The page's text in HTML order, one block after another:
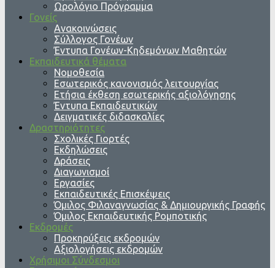
Ωρολόγιο Πρόγραμμα
Γονείς
Ανακοινώσεις
Σύλλογος Γονέων
Έντυπα Γονέων-Κηδεμόνων Μαθητών
Εκπαιδευτικά θέματα
Νομοθεσία
Εσωτερικός κανονισμός λειτουργίας
Ετήσια έκθεση εσωτερικής αξιολόγησης
Έντυπα Εκπαιδευτικών
Δειγματικές διδασκαλίες
Δραστηριότητες
Σχολικές Γιορτές
Εκδηλώσεις
Δράσεις
Διαγωνισμοί
Εργασίες
Εκπαιδευτικές Επισκέψεις
Όμιλος Φιλαναγνωσίας & Δημιουργικής Γραφής
Όμιλος Εκπαιδευτικής Ρομποτικής
Εκδρομές
Προκηρύξεις εκδρομών
Αξιολογήσεις εκδρομών
Χρήσιμοι Σύνδεσμοι